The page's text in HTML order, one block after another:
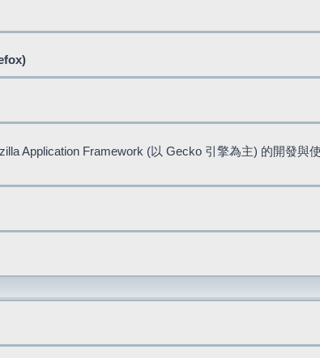
Application Framework (以 Gecko 引擎為主) 的開發與